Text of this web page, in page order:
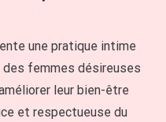
une pratique intime
des femmes désireuses
leur bien-être
et respectueuse du